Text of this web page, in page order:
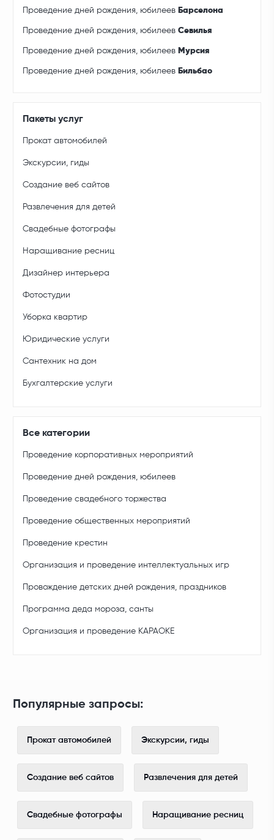
Проведение дней рождения, юбилеев Барселона
Проведение дней рождения, юбилеевСевилья
Проведение дней рождения, юбилеев Мурсия
Проведение дней рождения, юбилеев Бильбао
Пакеты услуг
Прокат автомобилей
Экскурсии, гиды
Создание веб сайтов
Развлечения для детей
Свадебные фотографы
Наращивание ресниц
Дизайнер интерьера
Фотостудии
Уборка квартир
Юридические услуги
Сантехник на дом
Бухгалтерские услуги
Все категории
Проведение корпоративных мероприятий
Проведение дней рождения, юбилеев
Проведение свадебного торжества
Проведение общественных мероприятий
Проведение крестин
Организация и проведение интеллектуальных игр
Провождение детских дней рождения, праздников
Программа деда мороза, санты
Организация и проведение КАРАОКЕ
Популярные запросы:
Прокат автомобилей Экскурсии, гиды
Создание веб сайтов Развлечения для детей
Свадебные фотографы Наращивание ресниц